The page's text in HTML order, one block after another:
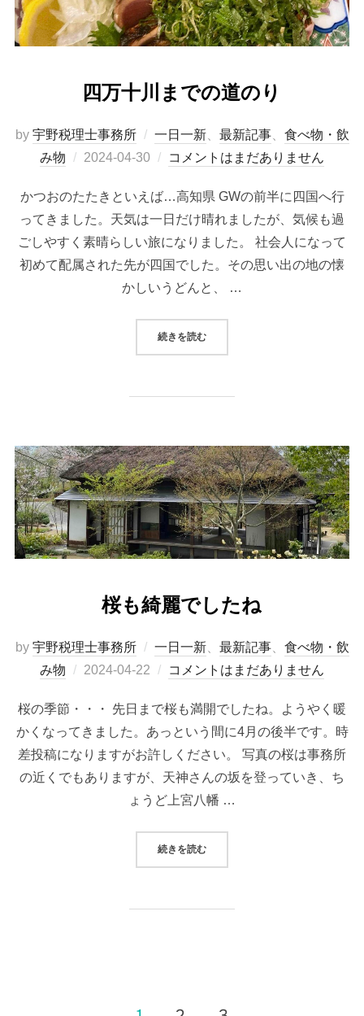
四万十川までの道のり
by 宇野税理士事務所 一日一新、 最新記事、 食べ物・飲
み物
2024-04-30 コメントはまだありません
かつおのたたきといえば…高知県 GWの前半に四国へ行
ってきました。天気は一日だけ晴れましたが、気候も過
ごしやすく素晴らしい旅になりました。 社会人になって
初めて配属された先が四国でした。その思い出の地の懐
かしいうどんと、 …
続きを読む
桜も綺麗でしたね
by 宇野税理士事務所 一日一新、 最新記事、 食べ物・飲
み物
2024-04-22 コメントはまだありません
桜の季節・・・ 先日まで桜も満開でしたね。ようやく暖
かくなってきました。あっという間に4月の後半です。時
差投稿になりますがお許しください。 写真の桜は事務所
の近くでもありますが、天神さんの坂を登っていき、ち
ょうど上宮八幡 …
続きを読む